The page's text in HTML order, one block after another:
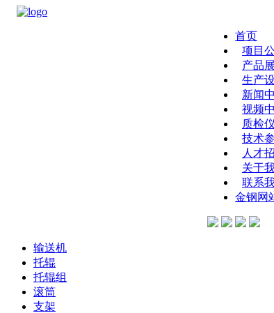
首页
项目
产品
生产
新闻
视频
质检
技术
人才
关于
联系
金钢网
输送机
托辊
托辊组
滚筒
支架